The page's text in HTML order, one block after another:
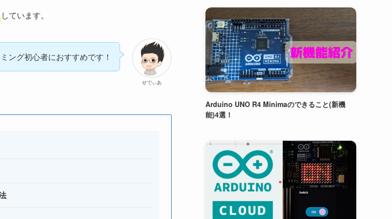
しています。
せでぃあ
ング初心者におすすめです！
Arduino UNO R4 Minimaのできること(新機
能)4選！